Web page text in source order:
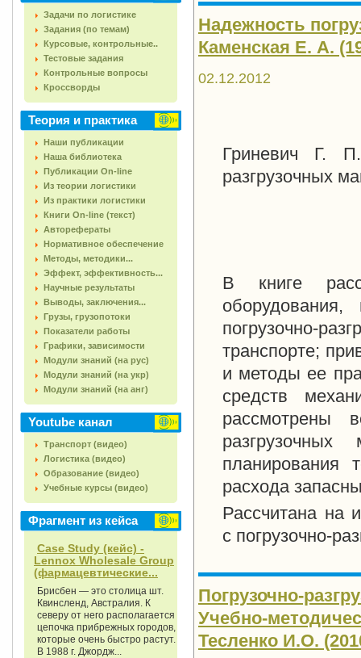
Задачи по логистике
Задания (по темам)
Курсовые, контрольные..
Тестовые задания
Контрольные вопросы
Кроссворды
Теория и практика
Наши публикации
Наша библиотека
Публикации On-line
Из теории логистики
Из практики логистики
Книги On-line (текст)
Авторефераты
Нормативное обеспечение
Методы, методики...
Эффект, эффективность...
Научные результаты
Выводы, заключения...
Грузы, грузопотоки
Показатели работы
Графики, зависимости
Модули знаний (на рус)
Модули знаний (на укр)
Модули знаний (на анг)
Youtube канал
Транспорт (видео)
Логистика (видео)
Образование (видео)
Учебные курсы (видео)
Фрагмент из кейса
Case Study (кейс) -
Lennox Wholesale Group
(фармацевтические...
Брисбен — это столица шт.
Квинсленд, Австралия. К
северу от него располагается
цепочка прибрежных городов,
которые очень быстро растут.
В 1988 г. Джордж...
Надежность
Каменская Е. А.
02.12.2012
Гриневич Г.
разгрузочных
В книге
погрузочно-
транспорте;
и методы ее
средств
рассмотрены
планирования
расхода
Рассчитана на
с погрузочно-
Погрузочно-
Учебно-
Тесленко И.О.